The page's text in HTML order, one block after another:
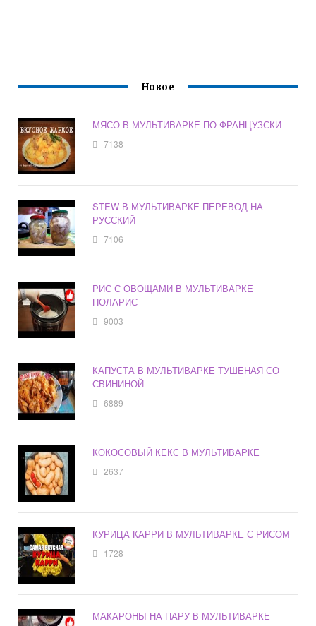
Новое
МЯСО В МУЛЬТИВАРКЕ ПО ФРАНЦУЗСКИ
7138
STEW В МУЛЬТИВАРКЕ ПЕРЕВОД НА
РУССКИЙ
7106
РИС С ОВОЩАМИ В МУЛЬТИВАРКЕ
ПОЛАРИС
9003
КАПУСТА В МУЛЬТИВАРКЕ ТУШЕНАЯ СО
СВИНИНОЙ
6889
КОКОСОВЫЙ КЕКС В МУЛЬТИВАРКЕ
2637
КУРИЦА КАРРИ В МУЛЬТИВАРКЕ С РИСОМ
1728
МАКАРОНЫ НА ПАРУ В МУЛЬТИВАРКЕ